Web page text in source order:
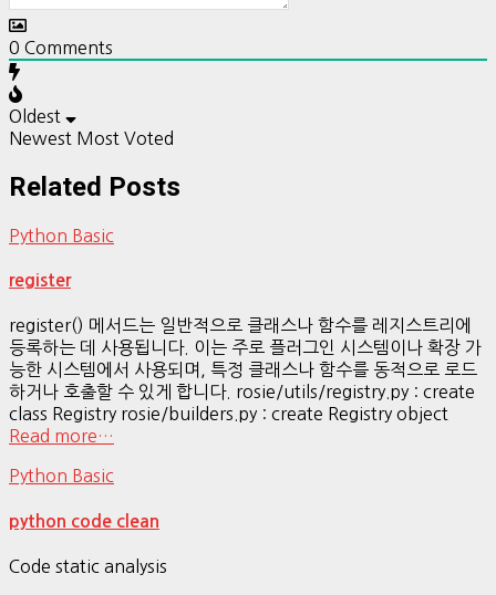
0 Comments
Oldest
Newest Most Voted
Related Posts
Python Basic
register
register() 메서드는 일반적으로 클래스나 함수를 레지스트리에
등록하는 데 사용됩니다. 이는 주로 플러그인 시스템이나 확장 가
능한 시스템에서 사용되며, 특정 클래스나 함수를 동적으로 로드
하거나 호출할 수 있게 합니다. rosie/utils/registry.py : create
class Registry rosie/builders.py : create Registry object
Read more…
Python Basic
python code clean
Code static analysis